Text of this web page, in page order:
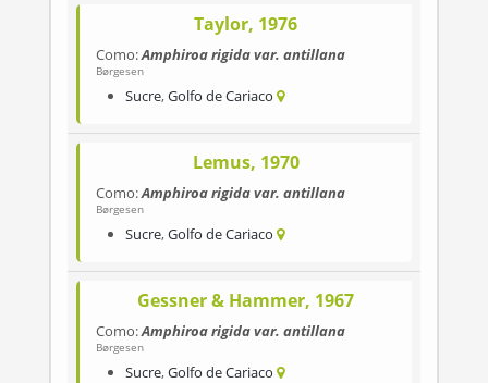
Taylor, 1976
Como:Amphiroa rigida var. antillana
Børgesen
Sucre,Golfo de Cariaco
Lemus, 1970
Como:Amphiroa rigida var. antillana
Børgesen
Sucre,Golfo de Cariaco
Gessner & Hammer, 1967
Como:Amphiroa rigida var. antillana
Børgesen
Sucre,Golfo de Cariaco